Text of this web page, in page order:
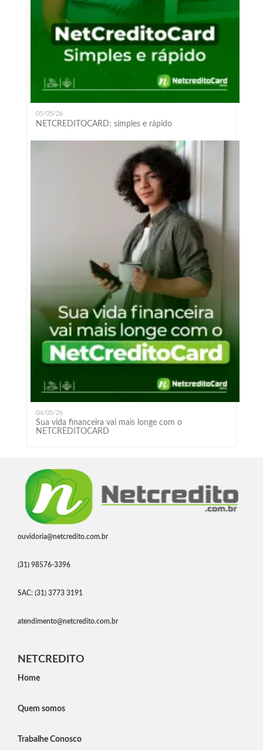
05/05/26
NETCREDITOCARD: simples e rápido
04/05/26
Sua vida financeira vai mais longe com o
NETCREDITOCARD
ouvidoria@netcredito.com.br
(31) 98576-3396
SAC: (31) 3773 3191
atendimento@netcredito.com.br
NETCREDITO
Home
Quem somos
Trabalhe Conosco